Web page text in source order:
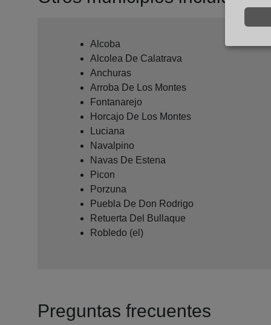
Alcoba
Alcolea De Calatrava
Anchuras
Arroba De Los Montes
Fontanarejo
Horcajo De Los Montes
Luciana
Navalpino
Navas De Estena
Picon
Porzuna
Puebla De Don Rodrigo
Retuerta Del Bullaque
Robledo (el)
Preguntas frecuentes